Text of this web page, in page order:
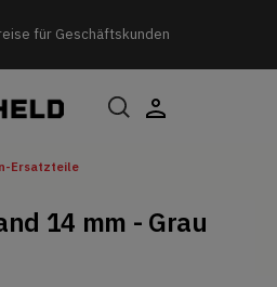
für Geschäftskunden
Ersatzteile
14 mm - Grau